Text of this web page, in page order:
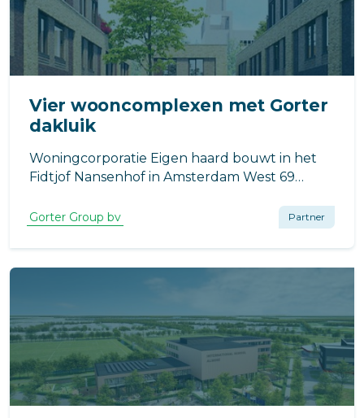
Vier wooncomplexen met Gorter
dakluik
Woningcorporatie Eigen haard bouwt in het
Fidtjof Nansenhof in Amsterdam West 69
bouwblokken. Elk blok krijgt voor een veilige
toegang tot het dak een energiezuinig
dakluik van Gorter.
Gorter Group bv Partner